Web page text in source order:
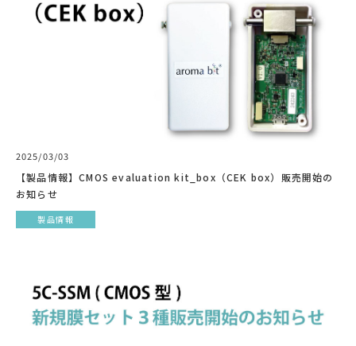
2025/03/03
【製品情報】CMOS evaluation kit_box（CEK box）販売開始の
お知らせ
製品情報